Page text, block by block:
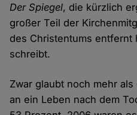
Der Spiegel, die kürzlich
großer Teil der
des Christentums entfernt
schreibt.
Zwar glaubt noch mehr
an ein Leben nach dem